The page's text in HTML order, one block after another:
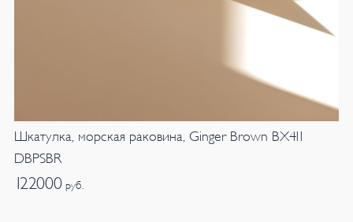
Шкатулка, морская раковина, Ginger Brown BX411
DBPSBR
122000 руб.